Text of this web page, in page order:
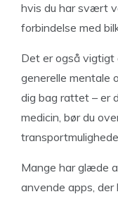
hvis du har svært
forbindelse med
Det er også
generelle mentale
dig bag rattet – er
medicin, bør du
Mange har glæde
anvende apps,